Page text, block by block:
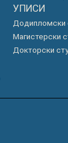
УПИСИ
Додипломски
Магистерски
Докторски